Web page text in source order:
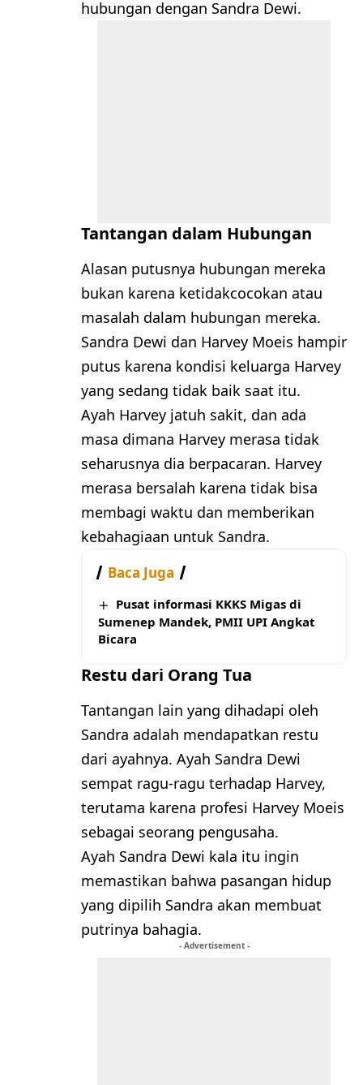
hubungan dengan Sandra Dewi.
Tantangan dalam Hubungan
Alasan putusnya hubungan mereka
bukan karena ketidakcocokan atau
masalah dalam hubungan mereka.
Sandra Dewi dan Harvey Moeis hampir
putus karena kondisi keluarga Harvey
yang sedang tidak baik saat itu.
Ayah Harvey jatuh sakit, dan ada
masa dimana Harvey merasa tidak
seharusnya dia berpacaran. Harvey
merasa bersalah karena tidak bisa
membagi waktu dan memberikan
kebahagiaan untuk Sandra.
Baca Juga
Pusat informasi KKKS Migas di
Sumenep Mandek, PMII UPI Angkat
Bicara
Restu dari Orang Tua
Tantangan lain yang dihadapi oleh
Sandra adalah mendapatkan restu
dari ayahnya. Ayah Sandra Dewi
sempat ragu-ragu terhadap Harvey,
terutama karena profesi Harvey Moeis
sebagai seorang pengusaha.
Ayah Sandra Dewi kala itu ingin
memastikan bahwa pasangan hidup
yang dipilih Sandra akan membuat
putrinya bahagia.
- Advertisement -